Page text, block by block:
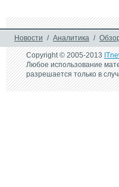
Новости / Аналитика /
Copyright © 2005-2013
Любое использование
разрешается только в